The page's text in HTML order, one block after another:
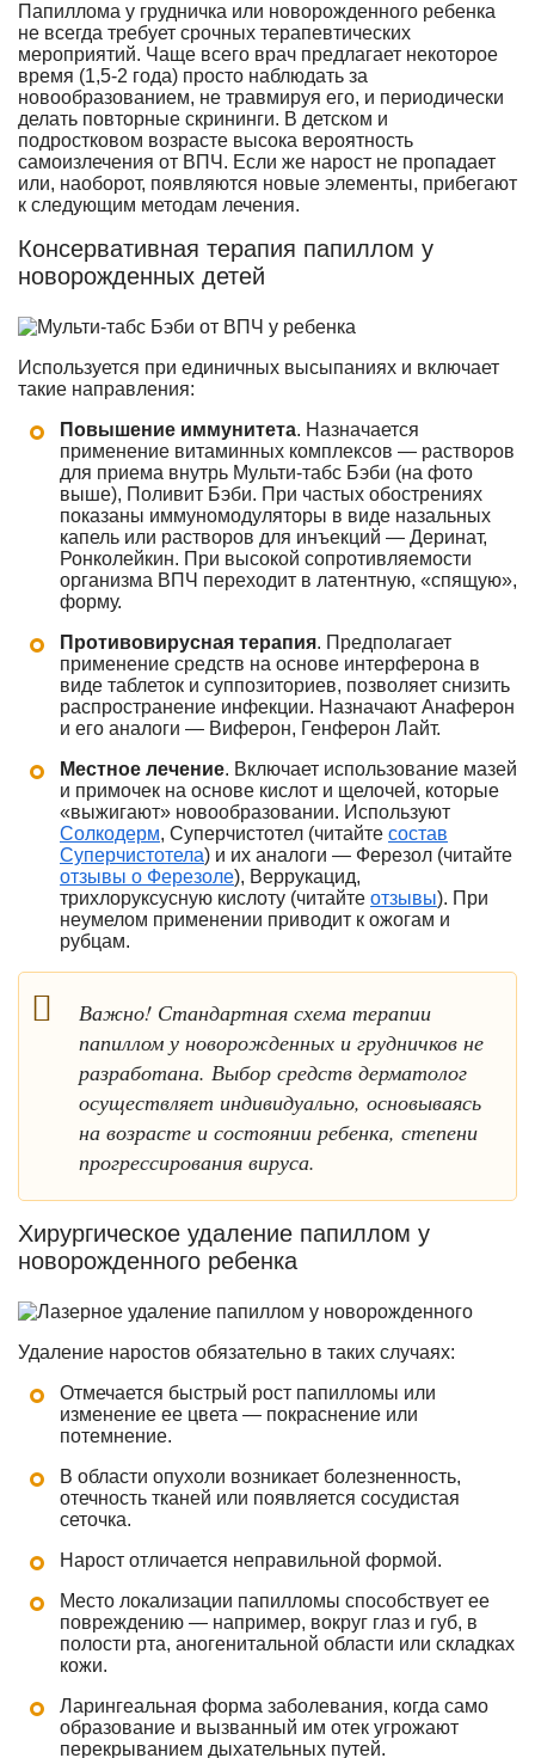
Папиллома у грудничка или новорожденного ребенка
не всегда требует срочных терапевтических
мероприятий. Чаще всего врач предлагает некоторое
время (1,5-2 года) просто наблюдать за
новообразованием, не травмируя его, и периодически
делать повторные скрининги. В детском и
подростковом возрасте высока вероятность
самоизлечения от ВПЧ. Если же нарост не пропадает
или, наоборот, появляются новые элементы, прибегают
к следующим методам лечения.
Консервативная терапия папиллом у
новорожденных детей
Используется при единичных высыпаниях и включает
такие направления:
Повышение иммунитета. Назначается
применение витаминных комплексов — растворов
для приема внутрь Мульти-табс Бэби (на фото
выше), Поливит Бэби. При частых обострениях
показаны иммуномодуляторы в виде назальных
капель или растворов для инъекций — Деринат,
Ронколейкин. При высокой сопротивляемости
организма ВПЧ переходит в латентную, «спящую»,
форму.
Противовирусная терапия. Предполагает
применение средств на основе интерферона в
виде таблеток и суппозиториев, позволяет снизить
распространение инфекции. Назначают Анаферон
и его аналоги — Виферон, Генферон Лайт.
Местное лечение. Включает использование мазей
и примочек на основе кислот и щелочей, которые
«выжигают» новообразовании. Используют
Солкодерм, Суперчистотел (читайте состав
Суперчистотела) и их аналоги — Ферезол (читайте
отзывы о Ферезоле), Веррукацид,
трихлоруксусную кислоту (читайте отзывы). При
неумелом применении приводит к ожогам и
рубцам.
Важно! Стандартная схема терапии
папиллом у новорожденных и грудничков не
разработана. Выбор средств дерматолог
осуществляет индивидуально, основываясь
на возрасте и состоянии ребенка, степени
прогрессирования вируса.
Хирургическое удаление папиллом у
новорожденного ребенка
Удаление наростов обязательно в таких случаях:
Отмечается быстрый рост папилломы или
изменение ее цвета — покраснение или
потемнение.
В области опухоли возникает болезненность,
отечность тканей или появляется сосудистая
сеточка.
Нарост отличается неправильной формой.
Место локализации папилломы способствует ее
повреждению — например, вокруг глаз и губ, в
полости рта, аногенитальной области или складках
кожи.
Ларингеальная форма заболевания, когда само
образование и вызванный им отек угрожают
перекрыванием дыхательных путей.